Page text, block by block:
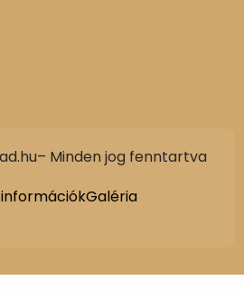
Minden jog fenntartva
információkGaléria